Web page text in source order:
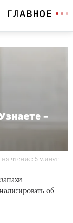
–
чтение: 5 минут
об